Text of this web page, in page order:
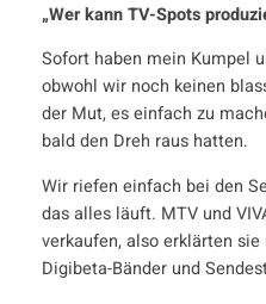
„Wer kann TV-Spots
Sofort haben mein Kumpel
obwohl wir noch keinen
der Mut, es einfach zu
bald den Dreh raus hatten.
Wir riefen einfach bei den
das alles läuft. MTV und
verkaufen, also erklärten
Digibeta-Bänder und